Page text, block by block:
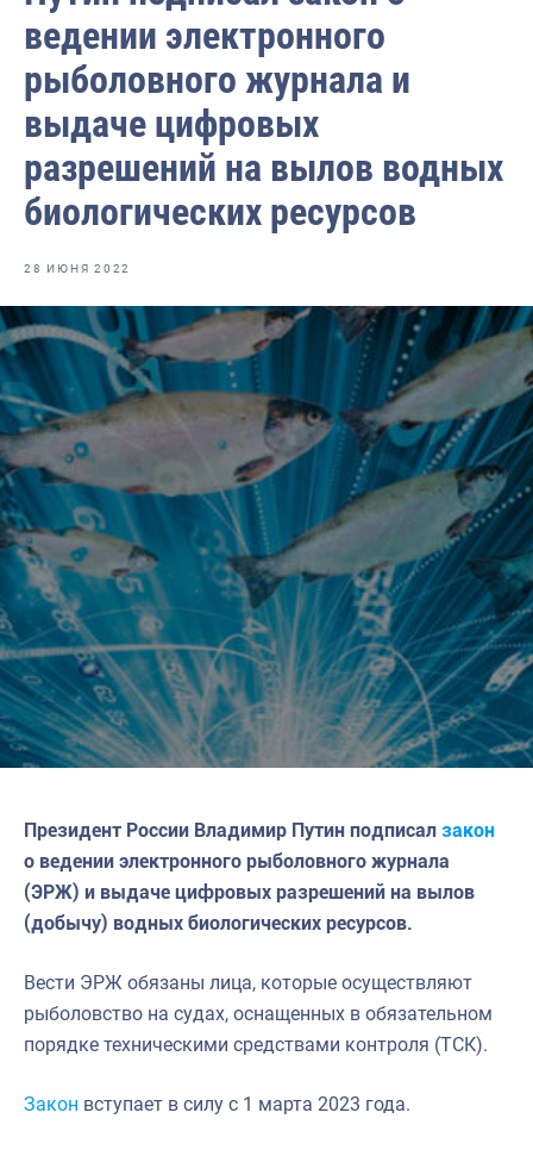
Отраслевые СМИ
Выставки и конференции
Научно-практическая литература
Рыбоохрана России
Укрепление духовно-нравственных ценностей
События в России и мире
ведении электронного
рыболовного журнала и
выдаче цифровых
разрешений на вылов водных
биологических ресурсов
28 ИЮНЯ 2022
Президент России Владимир Путин подписал закон
о ведении электронного рыболовного журнала
(ЭРЖ) и выдаче цифровых разрешений на вылов
(добычу) водных биологических ресурсов.
Вести ЭРЖ обязаны лица, которые осуществляют
рыболовство на судах, оснащенных в обязательном
порядке техническими средствами контроля (ТСК).
Закон вступает в силу с 1 марта 2023 года.